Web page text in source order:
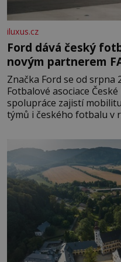
iluxus.cz
Ford dává český
novým partnerem
Značka Ford se od srpna
Fotbalové asociace
spolupráce zajistí
týmů i českého fotbalu v